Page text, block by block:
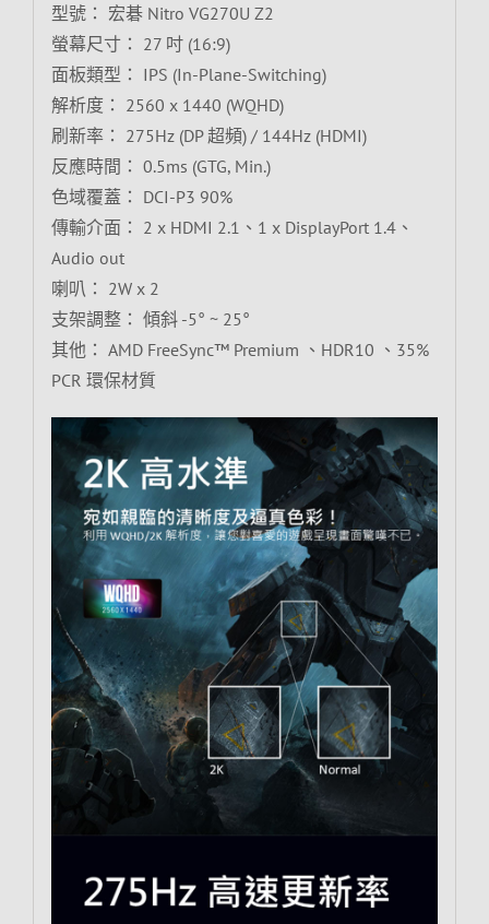
型號： 宏碁 Nitro VG270U Z2
螢幕尺寸： 27 吋 (16:9)
面板類型： IPS (In-Plane-Switching)
解析度： 2560 x 1440 (WQHD)
刷新率： 275Hz (DP 超頻) / 144Hz (HDMI)
反應時間： 0.5ms (GTG, Min.)
色域覆蓋： DCI-P3 90%
傳輸介面： 2 x HDMI 2.1、1 x DisplayPort 1.4、
Audio out
喇叭： 2W x 2
支架調整： 傾斜 -5° ~ 25°
其他： AMD FreeSync™ Premium 、HDR10 、35%
PCR 環保材質